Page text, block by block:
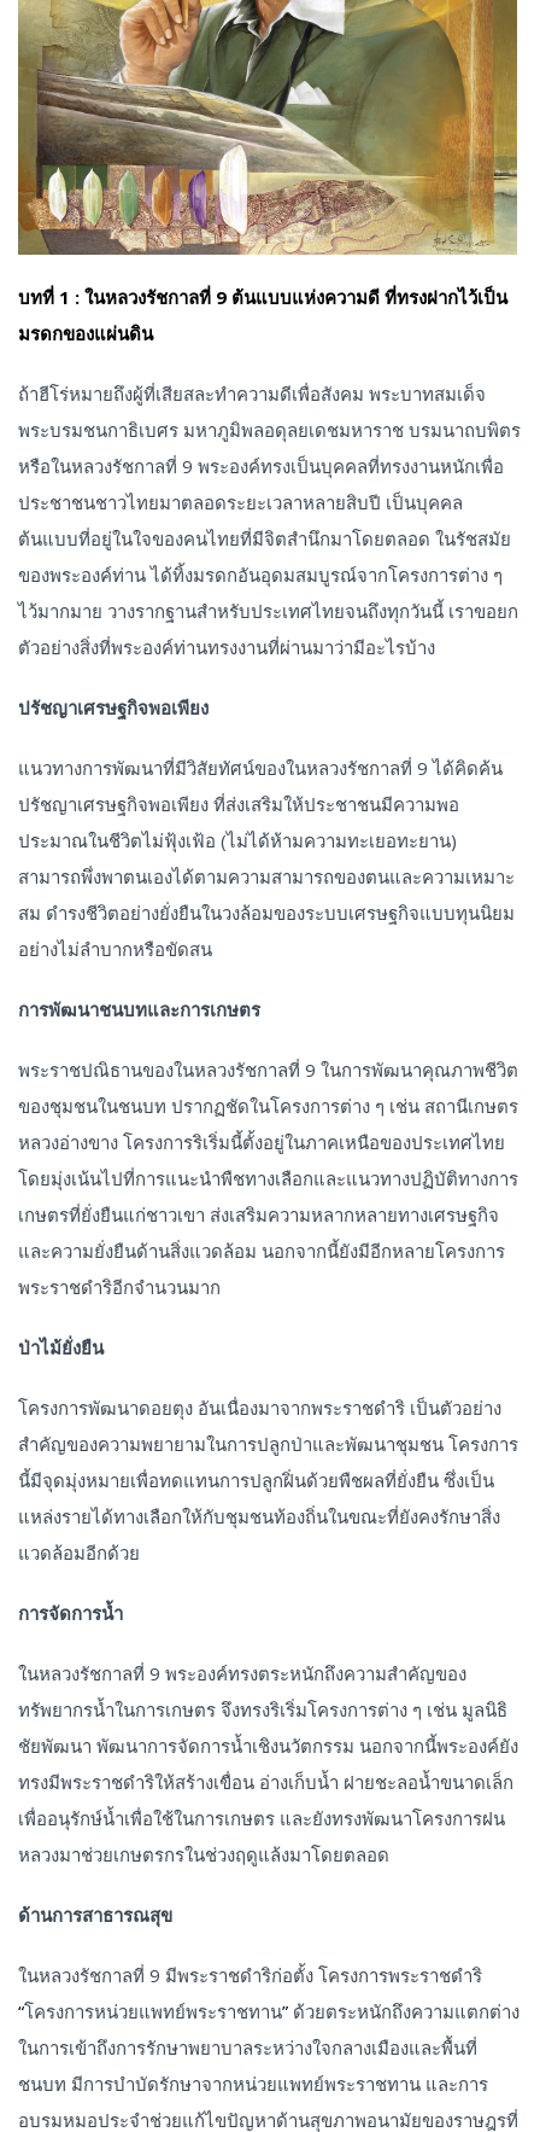
บทที่ 1 : ในหลวงรัชกาลที่ 9 ต้นแบบแห่งความดี ที่ทรงฝากไว้เป็น
มรดกของแผ่นดิน
ถ้าฮีโร่หมายถึงผู้ที่เสียสละทำความดีเพื่อสังคม พระบาทสมเด็จ
พระบรมชนกาธิเบศร มหาภูมิพลอดุลยเดชมหาราช บรมนาถบพิตร
หรือในหลวงรัชกาลที่ 9 พระองค์ทรงเป็นบุคคลที่ทรงงานหนักเพื่อ
ประชาชนชาวไทยมาตลอดระยะเวลาหลายสิบปี เป็นบุคคล
ต้นแบบที่อยู่ในใจของคนไทยที่มีจิตสำนึกมาโดยตลอด ในรัชสมัย
ของพระองค์ท่าน ได้ทิ้งมรดกอันอุดมสมบูรณ์จากโครงการต่าง ๆ
ไว้มากมาย วางรากฐานสำหรับประเทศไทยจนถึงทุกวันนี้ เราขอยก
ตัวอย่างสิ่งที่พระองค์ท่านทรงงานที่ผ่านมาว่ามีอะไรบ้าง
ปรัชญาเศรษฐกิจพอเพียง
แนวทางการพัฒนาที่มีวิสัยทัศน์ของในหลวงรัชกาลที่ 9 ได้คิดค้น
ปรัชญาเศรษฐกิจพอเพียง ที่ส่งเสริมให้ประชาชนมีความพอ
ประมาณในชีวิตไม่ฟุ้งเฟ้อ (ไม่ได้ห้ามความทะเยอทะยาน)
สามารถพึ่งพาตนเองได้ตามความสามารถของตนและความเหมาะ
สม ดำรงชีวิตอย่างยั่งยืนในวงล้อมของระบบเศรษฐกิจแบบทุนนิยม
อย่างไม่ลำบากหรือขัดสน
การพัฒนาชนบทและการเกษตร
พระราชปณิธานของในหลวงรัชกาลที่ 9 ในการพัฒนาคุณภาพชีวิต
ของชุมชนในชนบท ปรากฏชัดในโครงการต่าง ๆ เช่น สถานีเกษตร
หลวงอ่างขาง โครงการริเริ่มนี้ตั้งอยู่ในภาคเหนือของประเทศไทย
โดยมุ่งเน้นไปที่การแนะนำพืชทางเลือกและแนวทางปฏิบัติทางการ
เกษตรที่ยั่งยืนแก่ชาวเขา ส่งเสริมความหลากหลายทางเศรษฐกิจ
และความยั่งยืนด้านสิ่งแวดล้อม นอกจากนี้ยังมีอีกหลายโครงการ
พระราชดำริอีกจำนวนมาก
ป่าไม้ยั่งยืน
โครงการพัฒนาดอยตุง อันเนื่องมาจากพระราชดำริ เป็นตัวอย่าง
สำคัญของความพยายามในการปลูกป่าและพัฒนาชุมชน โครงการ
นี้มีจุดมุ่งหมายเพื่อทดแทนการปลูกฝิ่นด้วยพืชผลที่ยั่งยืน ซึ่งเป็น
แหล่งรายได้ทางเลือกให้กับชุมชนท้องถิ่นในขณะที่ยังคงรักษาสิ่ง
แวดล้อมอีกด้วย
การจัดการน้ำ
ในหลวงรัชกาลที่ 9 พระองค์ทรงตระหนักถึงความสำคัญของ
ทรัพยากรน้ำในการเกษตร จึงทรงริเริ่มโครงการต่าง ๆ เช่น มูลนิธิ
ชัยพัฒนา พัฒนาการจัดการน้ำเชิงนวัตกรรม นอกจากนี้พระองค์ยัง
ทรงมีพระราชดำริให้สร้างเขื่อน อ่างเก็บน้ำ ฝายชะลอน้ำขนาดเล็ก
เพื่ออนุรักษ์น้ำเพื่อใช้ในการเกษตร และยังทรงพัฒนาโครงการฝน
หลวงมาช่วยเกษตรกรในช่วงฤดูแล้งมาโดยตลอด
ด้านการสาธารณสุข
ในหลวงรัชกาลที่ 9 มีพระราชดำริก่อตั้ง โครงการพระราชดำริ
“โครงการหน่วยแพทย์พระราชทาน” ด้วยตระหนักถึงความแตกต่าง
ในการเข้าถึงการรักษาพยาบาลระหว่างใจกลางเมืองและพื้นที่
ชนบท มีการบำบัดรักษาจากหน่วยแพทย์พระราชทาน และการ
อบรมหมอประจำช่วยแก้ไขปัญหาด้านสุขภาพอนามัยของราษฎรที่